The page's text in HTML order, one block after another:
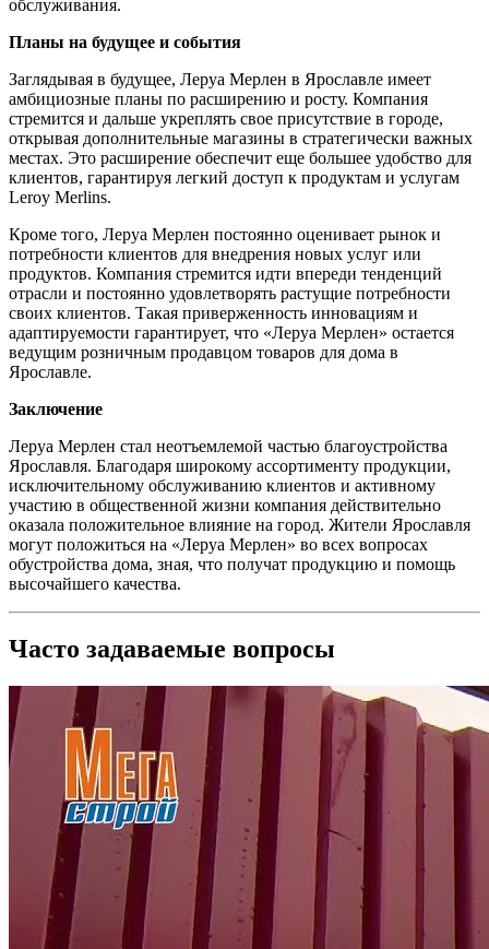
обслуживания.
Планы на будущее и события
Заглядывая в будущее, Леруа Мерлен в Ярославле имеет
амбициозные планы по расширению и росту. Компания
стремится и дальше укреплять свое присутствие в городе,
открывая дополнительные магазины в стратегически важных
местах. Это расширение обеспечит еще большее удобство для
клиентов, гарантируя легкий доступ к продуктам и услугам
Leroy Merlins.
Кроме того, Леруа Мерлен постоянно оценивает рынок и
потребности клиентов для внедрения новых услуг или
продуктов. Компания стремится идти впереди тенденций
отрасли и постоянно удовлетворять растущие потребности
своих клиентов. Такая приверженность инновациям и
адаптируемости гарантирует, что «Леруа Мерлен» остается
ведущим розничным продавцом товаров для дома в
Ярославле.
Заключение
Леруа Мерлен стал неотъемлемой частью благоустройства
Ярославля. Благодаря широкому ассортименту продукции,
исключительному обслуживанию клиентов и активному
участию в общественной жизни компания действительно
оказала положительное влияние на город. Жители Ярославля
могут положиться на «Леруа Мерлен» во всех вопросах
обустройства дома, зная, что получат продукцию и помощь
высочайшего качества.
Часто задаваемые вопросы